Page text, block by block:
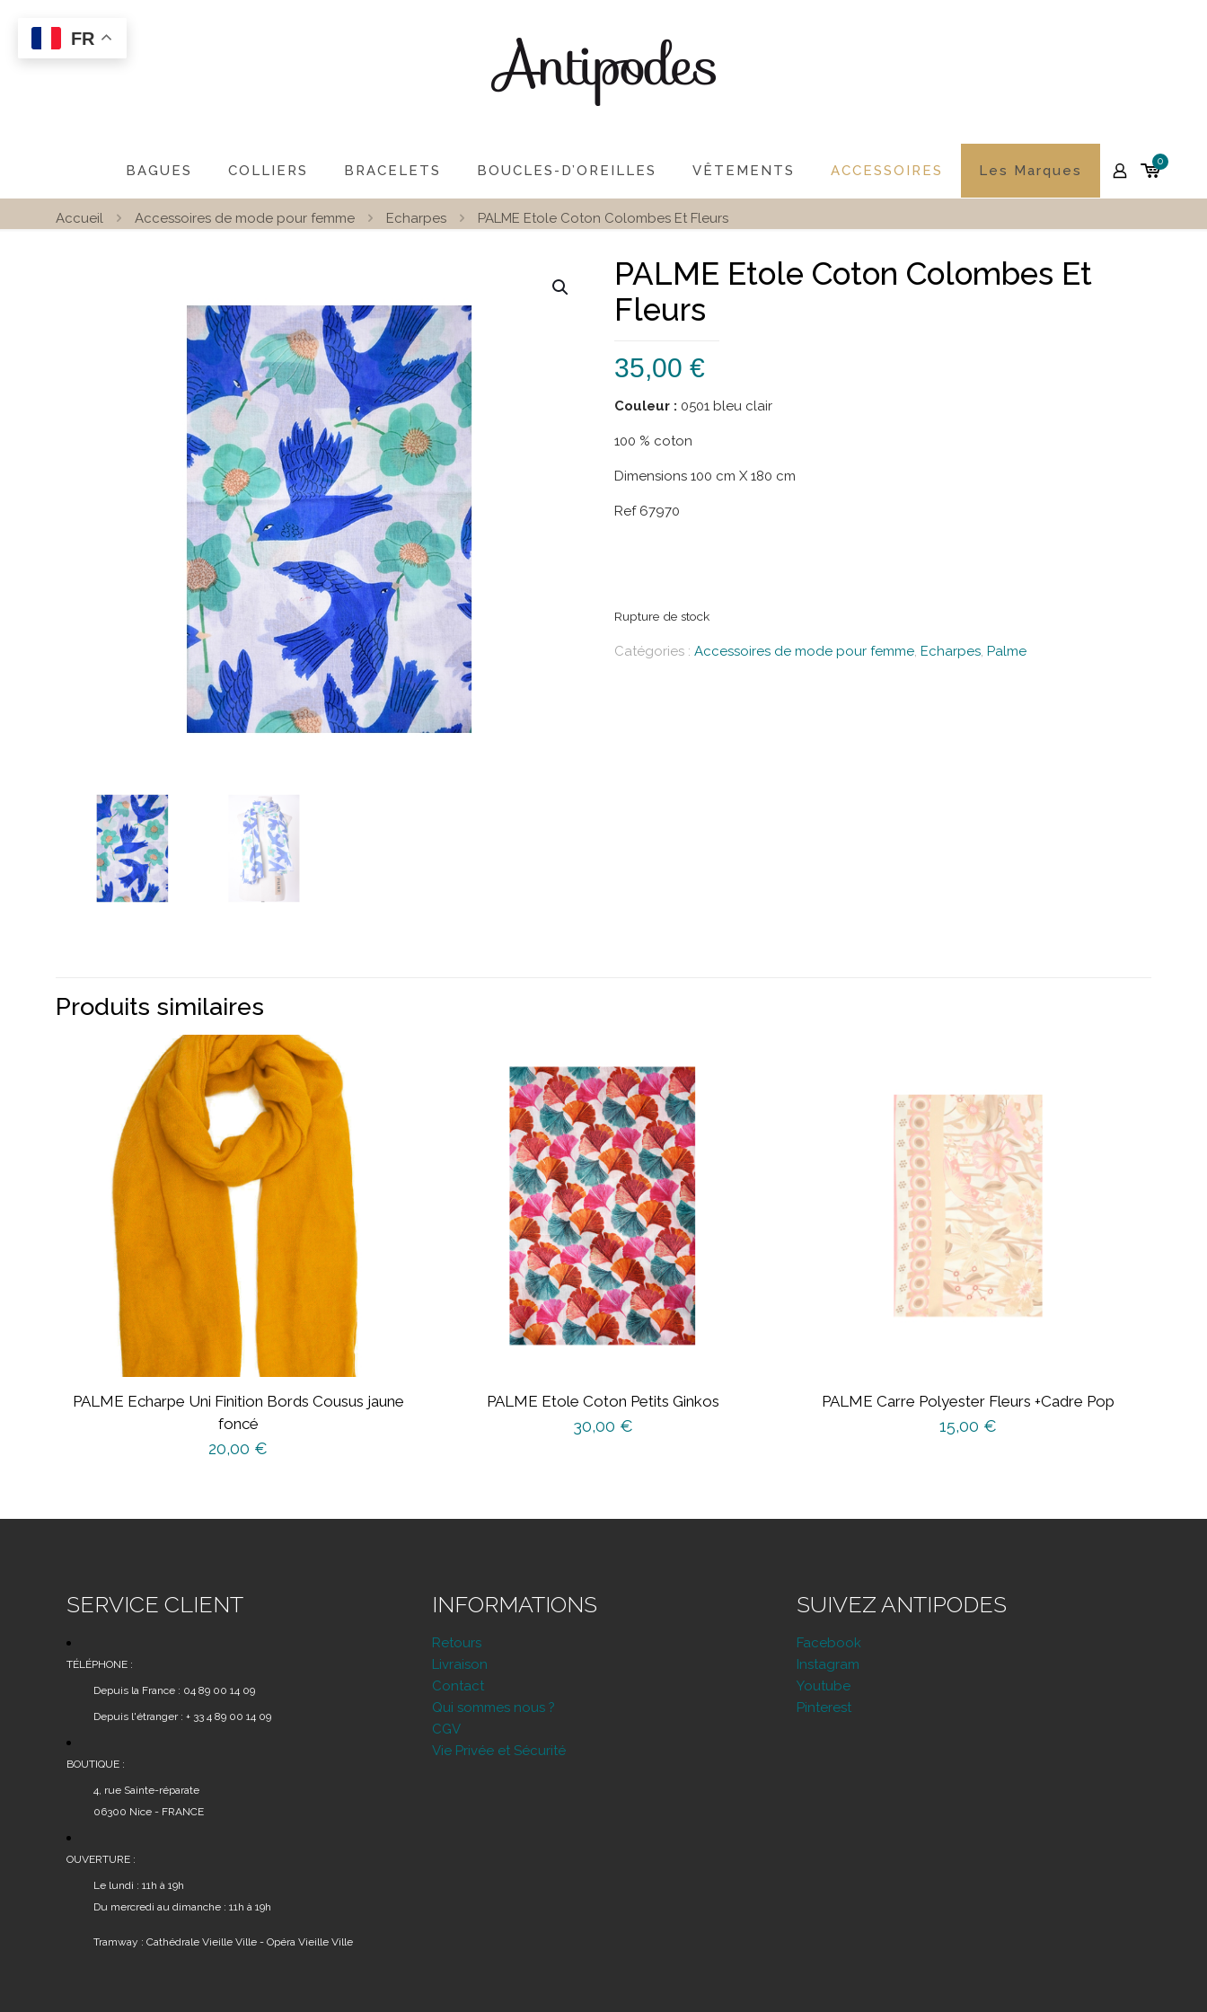
BAGUES COLLIERS BRACELETS BOUCLES-D’OREILLES VÊTEMENTS ACCESSOIRES Les Marques
0
Accueil Accessoires de mode pour femme Echarpes PALME Etole Coton Colombes Et Fleurs
PALME Etole Coton Colombes Et
Fleurs
35,00 €
Couleur : 0501 bleu clair
100 % coton
Dimensions 100 cm X 180 cm
Ref 67970
Rupture de stock
Catégories : Accessoires de mode pour femme, Echarpes, Palme
Produits similaires
PALME Echarpe Uni Finition Bords Cousus jaune
foncé
20,00 €
PALME Etole Coton Petits Ginkos
30,00 €
PALME Carre Polyester Fleurs +Cadre Pop
15,00 €
SERVICE CLIENT
TÉLÉPHONE :
Depuis la France : 04 89 00 14 09
Depuis l'étranger : + 33 4 89 00 14 09
BOUTIQUE :
4, rue Sainte-réparate
06300 Nice - FRANCE
OUVERTURE :
Le lundi : 11h à 19h
Du mercredi au dimanche : 11h à 19h
Tramway : Cathédrale Vieille Ville - Opéra Vieille Ville
INFORMATIONS
Retours
Livraison
Contact
Qui sommes nous ?
CGV
Vie Privée et Sécurité
SUIVEZ ANTIPODES
Facebook
Instagram
Youtube
Pinterest
FR